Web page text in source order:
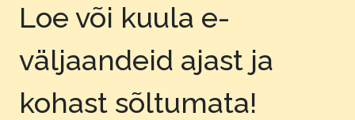
Loe või kuula e-
väljaandeid ajast ja
kohast sõltumata!